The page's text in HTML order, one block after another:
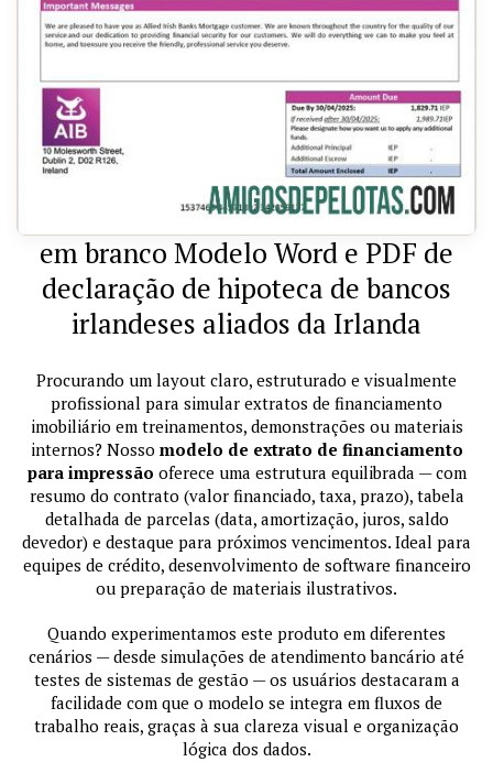
em branco Modelo Word e PDF de
declaração de hipoteca de bancos
irlandeses aliados da Irlanda
Procurando um layout claro, estruturado e visualmente
profissional para simular extratos de financiamento
imobiliário em treinamentos, demonstrações ou materiais
internos? Nosso modelo de extrato de financiamento
para impressão oferece uma estrutura equilibrada — com
resumo do contrato (valor financiado, taxa, prazo), tabela
detalhada de parcelas (data, amortização, juros, saldo
devedor) e destaque para próximos vencimentos. Ideal para
equipes de crédito, desenvolvimento de software financeiro
ou preparação de materiais ilustrativos.
Quando experimentamos este produto em diferentes
cenários — desde simulações de atendimento bancário até
testes de sistemas de gestão — os usuários destacaram a
facilidade com que o modelo se integra em fluxos de
trabalho reais, graças à sua clareza visual e organização
lógica dos dados.